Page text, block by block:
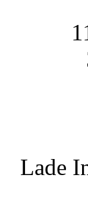
Lade